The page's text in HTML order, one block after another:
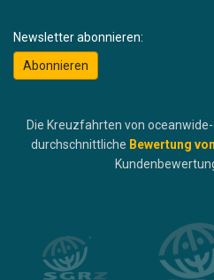
Newsletter abonnieren:
Abonnieren
Die Kreuzfahrten von
durchschnittliche Bewertung von